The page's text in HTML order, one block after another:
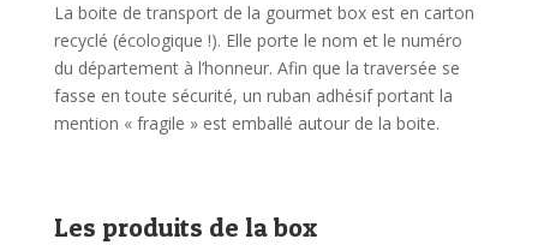
La boite de transport de la gourmet box est en carton
recyclé (écologique !). Elle porte le nom et le numéro
du département à l’honneur. Afin que la traversée se
fasse en toute sécurité, un ruban adhésif portant la
mention « fragile » est emballé autour de la boite.
Les produits de la box